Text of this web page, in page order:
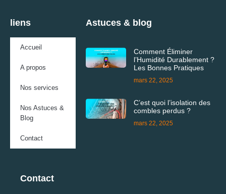
liens
Accueil
A propos
Nos services
Nos Astuces &
Blog
Contact
Astuces & blog
Comment Éliminer
l’Humidité Durablement ?
Les Bonnes Pratiques
mars 22, 2025
C’est quoi l’isolation des
combles perdus ?
mars 22, 2025
Contact